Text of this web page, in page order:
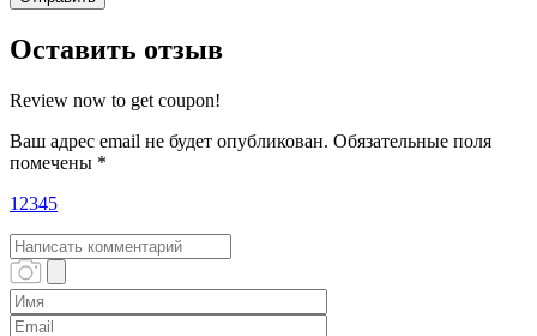
Оставить отзыв
Review now to get coupon!
Ваш адрес email не будет опубликован. Обязательные поля
помечены *
1 2345